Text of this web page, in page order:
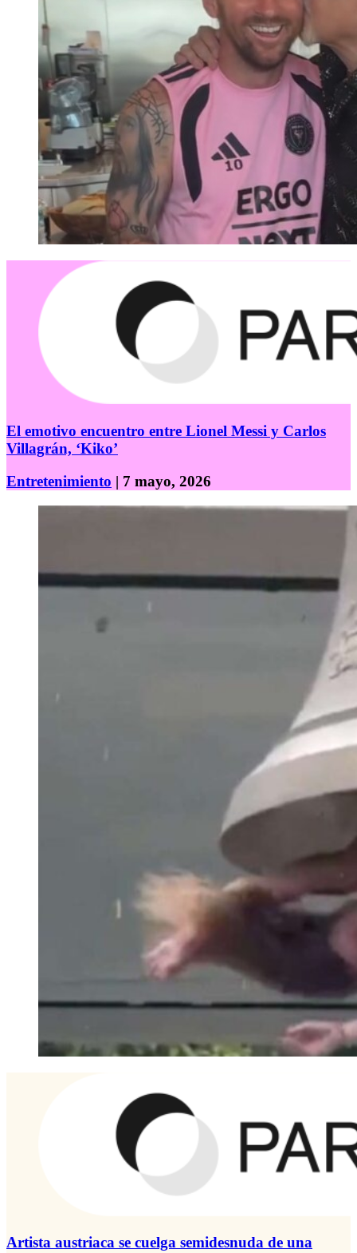
El emotivo encuentro entre Lionel Messi y Carlos
Villagrán, ‘Kiko’
Entretenimiento | 7 mayo, 2026
Artista austriaca se cuelga semidesnuda de una